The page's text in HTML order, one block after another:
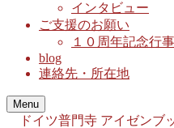
インタビュー
ご支援のお願い
１０周年記念行事
blog
連絡先・所在地
Menu
ドイツ普門寺 アイゼンブ